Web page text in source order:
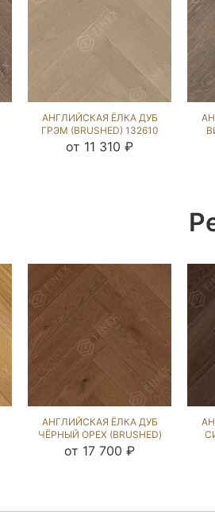
АНГЛИЙСКАЯ ЁЛКА ДУБ
ГРЭМ (BRUSHED) 132610
от 11 310 ₽
АНГЛИЙСКАЯ ЁЛКА ДУБ
ЧЁРНЫЙ ОРЕХ (BRUSHED)
103175
от 17 700 ₽